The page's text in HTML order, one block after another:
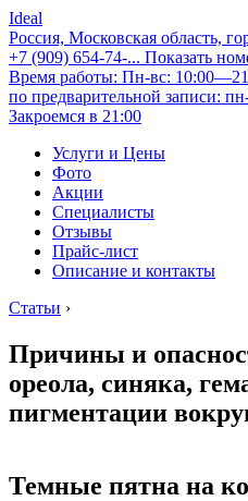
Ideal
Россия, Московская область,
+7 (909) 654-74-... Показать
Время работы: Пн-вс:
по предварительной записи:
Закроемся в 21:00
Услуги и Цены
Фото
Акции
Специалисты
Отзывы
Прайс-лист
Описание и контакты
Статьи ›
Причины и
ореола, синяка,
пигментации
Темные пятна на